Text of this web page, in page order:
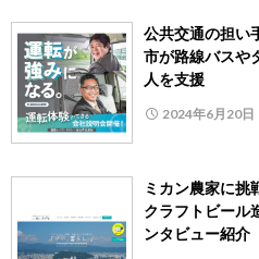
公共交通の担
市が路線バスや
人を支援
2024年6月20日
ミカン農家に挑
クラフトビール
ンタビュー紹介